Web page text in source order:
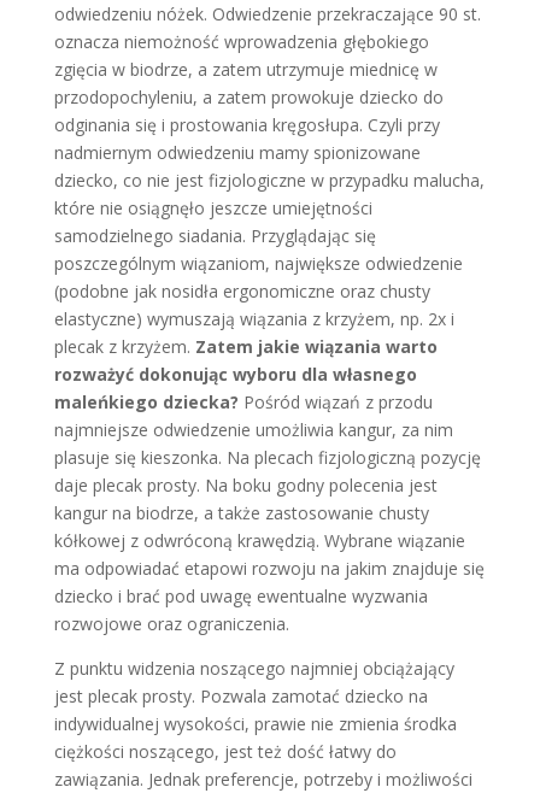
odwiedzeniu nóżek. Odwiedzenie przekraczające 90 st.
oznacza niemożność wprowadzenia głębokiego
zgięcia w biodrze, a zatem utrzymuje miednicę w
przodopochyleniu, a zatem prowokuje dziecko do
odginania się i prostowania kręgosłupa. Czyli przy
nadmiernym odwiedzeniu mamy spionizowane
dziecko, co nie jest fizjologiczne w przypadku malucha,
które nie osiągnęło jeszcze umiejętności
samodzielnego siadania. Przyglądając się
poszczególnym wiązaniom, największe odwiedzenie
(podobne jak nosidła ergonomiczne oraz chusty
elastyczne) wymuszają wiązania z krzyżem, np. 2x i
plecak z krzyżem. Zatem jakie wiązania warto
rozważyć dokonując wyboru dla własnego
maleńkiego dziecka? Pośród wiązań z przodu
najmniejsze odwiedzenie umożliwia kangur, za nim
plasuje się kieszonka. Na plecach fizjologiczną pozycję
daje plecak prosty. Na boku godny polecenia jest
kangur na biodrze, a także zastosowanie chusty
kółkowej z odwróconą krawędzią. Wybrane wiązanie
ma odpowiadać etapowi rozwoju na jakim znajduje się
dziecko i brać pod uwagę ewentualne wyzwania
rozwojowe oraz ograniczenia.
Z punktu widzenia noszącego najmniej obciążający
jest plecak prosty. Pozwala zamotać dziecko na
indywidualnej wysokości, prawie nie zmienia środka
ciężkości noszącego, jest też dość łatwy do
zawiązania. Jednak preferencje, potrzeby i możliwości